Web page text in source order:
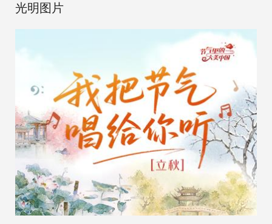
光明图片